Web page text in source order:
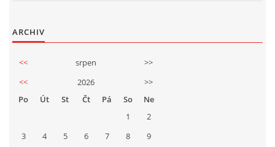
ARCHIV
<< srpen
>>
<<
2026
>>
Po
Út St Čt Pá So
Ne
1
2
3
4 5 6 7 8
9